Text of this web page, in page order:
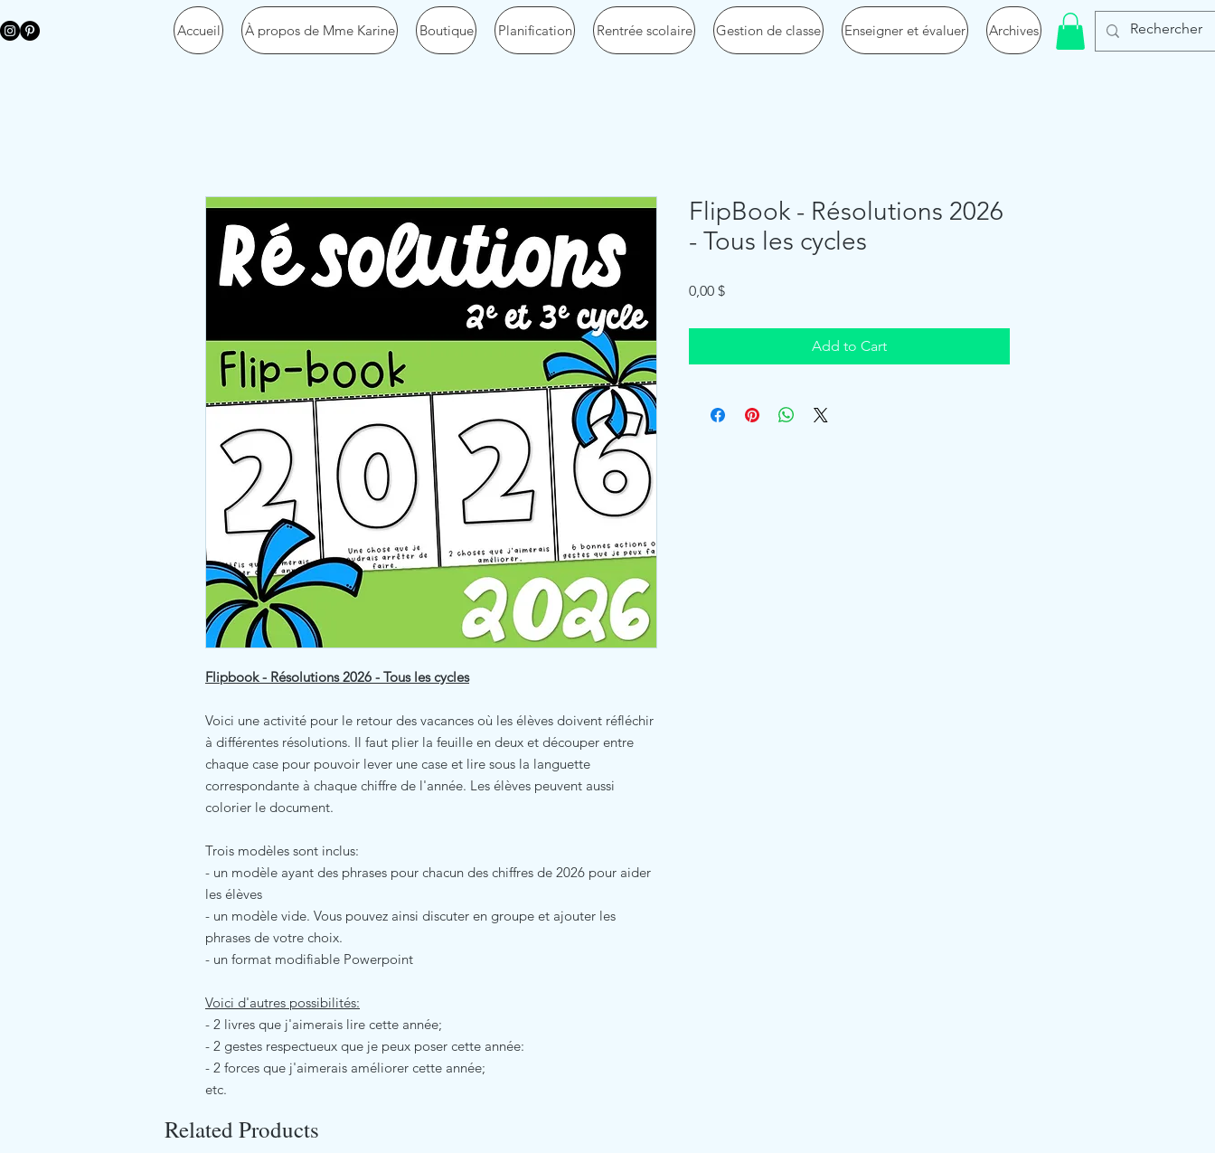
Accueil À propos de Mme Karine Boutique Planification Rentrée scolaire Gestion de classe Enseigner et évaluer Archives
Flipbook - Résolutions 2026 - Tous les cycles
Voici une activité pour le retour des vacances où les élèves doivent réfléchir
à différentes résolutions. Il faut plier la feuille en deux et découper entre
chaque case pour pouvoir lever une case et lire sous la languette
correspondante à chaque chiffre de l'année. Les élèves peuvent aussi
colorier le document.
Trois modèles sont inclus:
- un modèle ayant des phrases pour chacun des chiffres de 2026 pour aider
les élèves
- un modèle vide. Vous pouvez ainsi discuter en groupe et ajouter les
phrases de votre choix.
- un format modifiable Powerpoint
Voici d'autres possibilités:
- 2 livres que j'aimerais lire cette année;
- 2 gestes respectueux que je peux poser cette année:
- 2 forces que j'aimerais améliorer cette année;
etc.
FlipBook - Résolutions 2026
- Tous les cycles
0,00 $Price
Add to Cart
Related Products